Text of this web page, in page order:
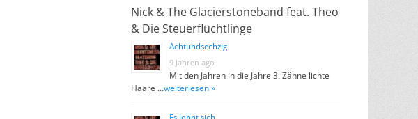
Nick & The Glacierstoneband feat. Theo
& Die Steuerflüchtlinge
Achtundsechzig
9 Jahren ago
Mit den Jahren in die Jahre 3. Zähne lichte
Haare …weiterlesen »